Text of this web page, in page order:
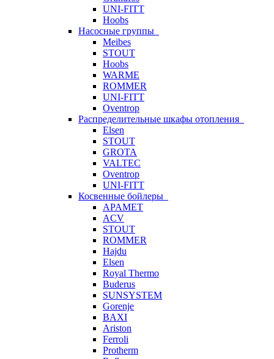
UNI-FITT
Hoobs
Насосные группы
Meibes
STOUT
Hoobs
WARME
ROMMER
UNI-FITT
Oventrop
Распределительные шкафы отопления
Elsen
STOUT
GROTA
VALTEC
Oventrop
UNI-FITT
Косвенные бойлеры
APAMET
ACV
STOUT
ROMMER
Hajdu
Elsen
Royal Thermo
Buderus
SUNSYSTEM
Gorenje
BAXI
Ariston
Ferroli
Protherm